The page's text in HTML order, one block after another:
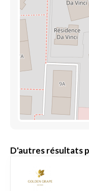
D'autres résultats